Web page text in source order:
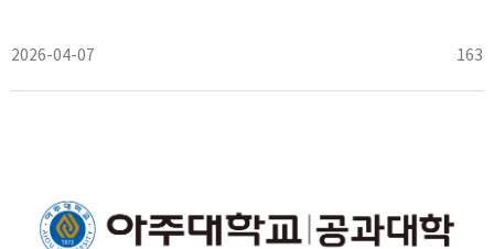
2026-04-07 163